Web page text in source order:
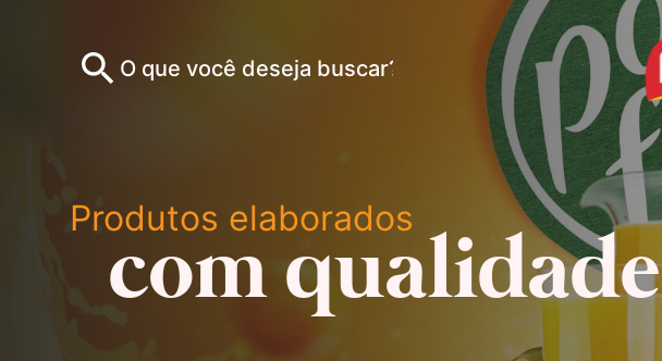
Produtos elaborados
com qualidade